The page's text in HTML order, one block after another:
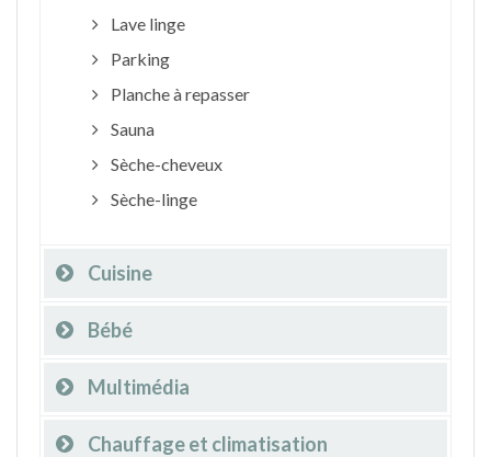
Lave linge
Parking
Planche à repasser
Sauna
Sèche-cheveux
Sèche-linge
Cuisine
Bébé
Multimédia
Chauffage et climatisation